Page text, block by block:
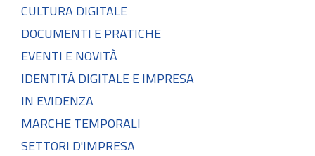
CULTURA DIGITALE
DOCUMENTI E PRATICHE
EVENTI E NOVITÀ
IDENTITÀ DIGITALE E IMPRESA
IN EVIDENZA
MARCHE TEMPORALI
SETTORI D'IMPRESA